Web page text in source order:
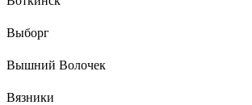
Выборг
Вышний Волочек
Вязники